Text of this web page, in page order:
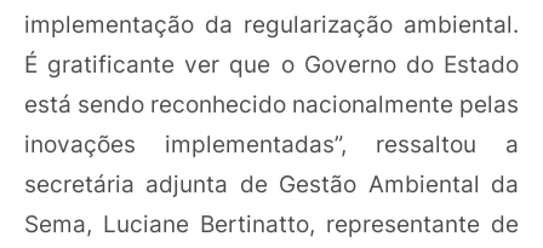
implementação da regularização ambiental.
É gratificante ver que o Governo do Estado
está sendo reconhecido nacionalmente pelas
inovações implementadas”, ressaltou a
secretária adjunta de Gestão Ambiental da
Sema, Luciane Bertinatto, representante de